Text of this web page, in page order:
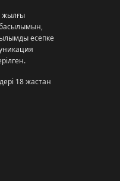
жылғы
басылымын,
есепке
18 жастан